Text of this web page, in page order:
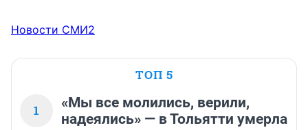
Новости СМИ2
ТОП 5
1
«Мы все молились, верили,
надеялись» — в Тольятти умерла